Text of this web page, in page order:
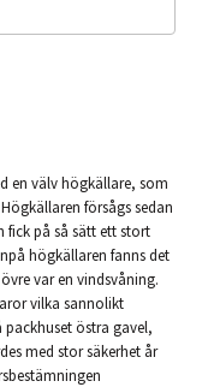
en välv högkällare, som
försågs sedan
fick på så sätt ett stort
högkällaren fanns det
var en vindsvåning.
vilka sannolikt
östra gavel,
med stor säkerhet år